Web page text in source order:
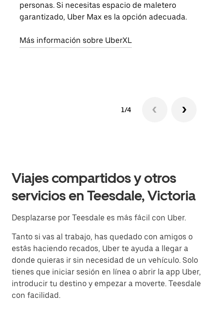
personas. Si necesitas espacio de maletero
garantizado, Uber Max es la opción adecuada.
Más información sobre UberXL
1/4
Viajes compartidos y otros
servicios en Teesdale, Victoria
Desplazarse por Teesdale es más fácil con Uber.
Tanto si vas al trabajo, has quedado con amigos o
estás haciendo recados, Uber te ayuda a llegar a
donde quieras ir sin necesidad de un vehículo. Solo
tienes que iniciar sesión en línea o abrir la app Uber,
introducir tu destino y empezar a moverte. Teesdale
con facilidad.